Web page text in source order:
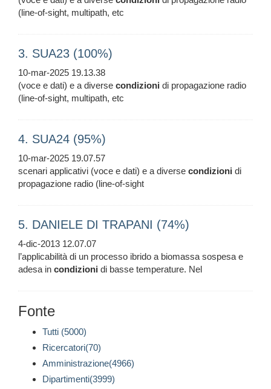
(line-of-sight, multipath, etc
3. SUA23 (100%)
10-mar-2025 19.13.38
(voce e dati) e a diverse condizioni di propagazione radio
(line-of-sight, multipath, etc
4. SUA24 (95%)
10-mar-2025 19.07.57
scenari applicativi (voce e dati) e a diverse condizioni di
propagazione radio (line-of-sight
5. DANIELE DI TRAPANI (74%)
4-dic-2013 12.07.07
l’applicabilità di un processo ibrido a biomassa sospesa e
adesa in condizioni di basse temperature. Nel
Fonte
Tutti (5000)
Ricercatori(70)
Amministrazione(4966)
Dipartimenti(3999)